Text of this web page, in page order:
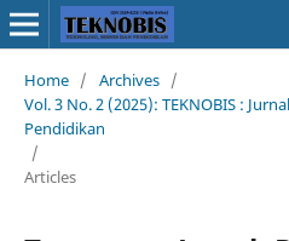
Home / Archives /
Vol. 3 No. 2 (2025): TEKNOBIS :
Pendidikan
/
Articles